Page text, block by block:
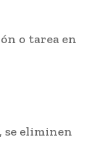
o tarea en
se eliminen